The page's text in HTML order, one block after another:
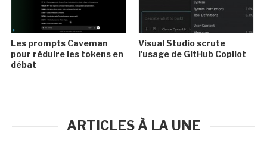
Les prompts Caveman
pour réduire les tokens en
débat
Visual Studio scrute
l'usage de GitHub Copilot
ARTICLES À LA UNE